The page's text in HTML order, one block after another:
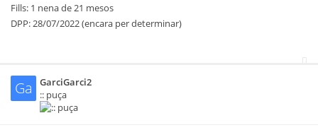
Fills: 1 nena de 21 mesos
DPP: 28/07/2022 (encara per determinar)
Ga
GarciGarci2
:: puça